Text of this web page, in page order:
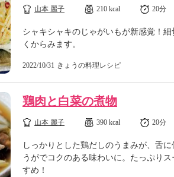
山本 麗子 210 kcal 20分
シャキシャキのじゃがいもが新感覚！
くからみます。
2022/10/31 きょうの料理レシピ
鶏肉と白菜の煮物
山本 麗子 390 kcal 20分
しっかりとした鶏だしのうまみが、舌
うがでコクのある味わいに。たっぷり
すめ！